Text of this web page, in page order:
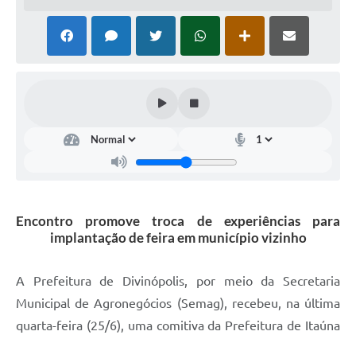
Encontro promove troca de experiências para
implantação de feira em município vizinho
A Prefeitura de Divinópolis, por meio da Secretaria
Municipal de Agronegócios (Semag), recebeu, na última
quarta-feira (25/6), uma comitiva da Prefeitura de Itaúna